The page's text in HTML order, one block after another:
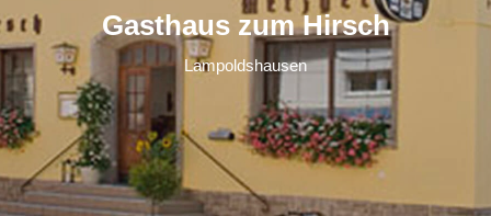
Gasthaus zum Hirsch
Lampoldshausen